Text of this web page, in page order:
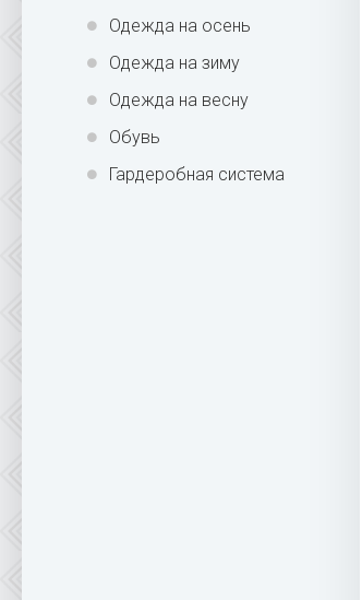
Одежда на осень
Одежда на зиму
Одежда на весну
Обувь
Гардеробная система